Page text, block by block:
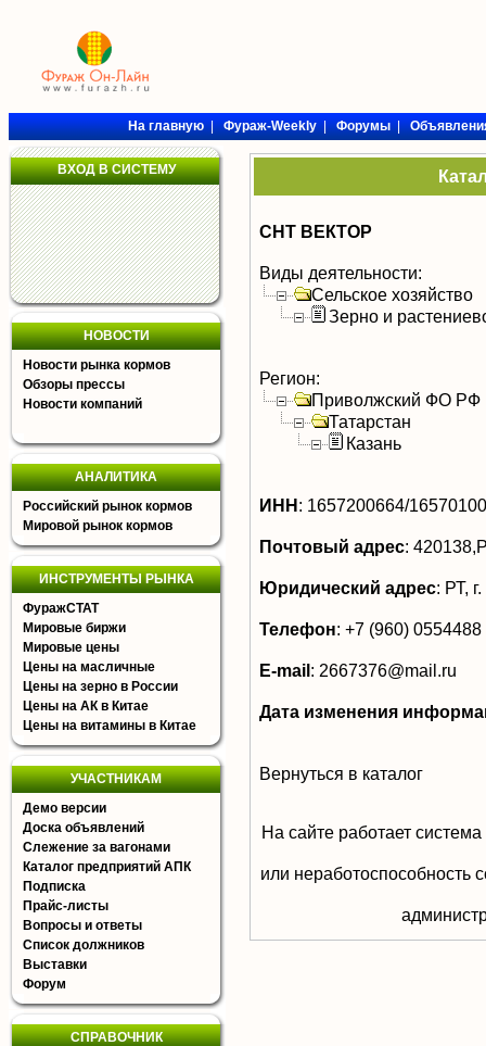
На главную|Фураж-Weekly|Форумы|
ВХОД В СИСТЕМУ
НОВОСТИ
Новости рынка кормов
Обзоры прессы
Новости компаний
АНАЛИТИКА
Российский рынок кормов
Мировой рынок кормов
ИНСТРУМЕНТЫ РЫНКА
ФуражСТАТ
Мировые биржи
Мировые цены
Цены на масличные
Цены на зерно в России
Цены на АК в Китае
Цены на витамины в Китае
УЧАСТНИКАМ
Демо версии
Доска объявлений
Слежение за вагонами
Каталог предприятий АПК
Подписка
Прайс-листы
Вопросы и ответы
Список должников
Выставки
Форум
СПРАВОЧНИК
СНТ ВЕКТОР
Виды деятельности:
Сельское хозяйство
Зерно и
Регион:
Приволжский ФО РФ
Татарстан
Казань
ИНН: 1657200664/
Почтовый адрес:
Юридический адрес: РТ,
Телефон: +7 (960) 0554488
E-mail: 2667376@mail.ru
Дата изменения
Вернуться в каталог
На сайте работает
или неработоспособность